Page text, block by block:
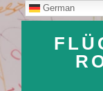
German